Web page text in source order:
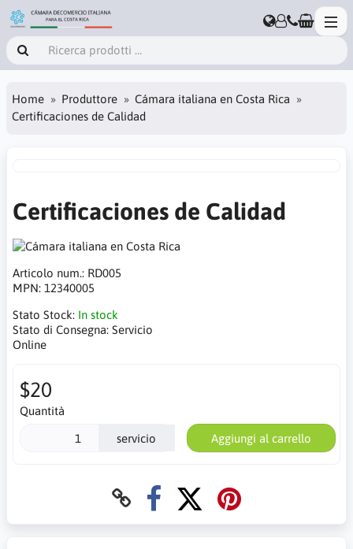
Home Produttore
Cámara italiana en Costa Rica
Certificaciones de Calidad
Certificaciones de Calidad
Articolo num.: RD005
MPN: 12340005
Stato Stock: In stock
Stato di Consegna: Servicio
Online
$20
Quantità
servicio Aggiungi al carrello